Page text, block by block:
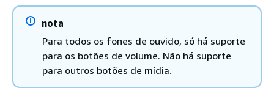
nota
Para todos os fones de ouvido, só há suporte
para os botões de volume. Não há suporte
para outros botões de mídia.